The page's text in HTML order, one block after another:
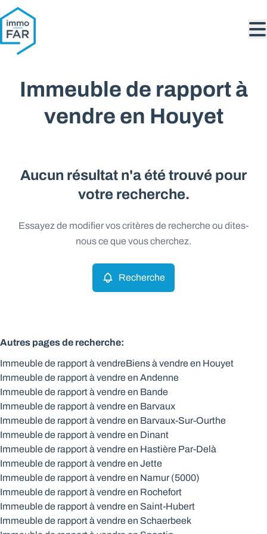
Aller au contenu principal
Immeuble de rapport à
vendre en Houyet
Aucun résultat n'a été trouvé pour
votre recherche.
Essayez de modifier vos critères de recherche ou dites-
nous ce que vous cherchez.
Recherche
Autres pages de recherche:
Immeuble de rapport à vendreBiens à vendre en Houyet
Immeuble de rapport à vendre en Andenne
Immeuble de rapport à vendre en Bande
Immeuble de rapport à vendre en Barvaux
Immeuble de rapport à vendre en Barvaux-Sur-Ourthe
Immeuble de rapport à vendre en Dinant
Immeuble de rapport à vendre en Hastière Par-Delà
Immeuble de rapport à vendre en Jette
Immeuble de rapport à vendre en Namur (5000)
Immeuble de rapport à vendre en Rochefort
Immeuble de rapport à vendre en Saint-Hubert
Immeuble de rapport à vendre en Schaerbeek